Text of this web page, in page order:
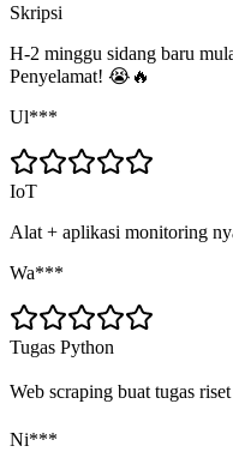
Skripsi
H-2 minggu sidang baru
Penyelamat! 😭🔥
Ul***
IoT
Alat + aplikasi monitoring
Wa***
Tugas Python
Web scraping buat tugas
Ni***